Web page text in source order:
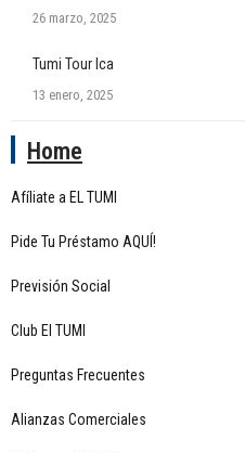
26 marzo, 2025
Tumi Tour Ica
13 enero, 2025
Home
Afíliate a EL TUMI
Pide Tu Préstamo AQUÍ!
Previsión Social
Club El TUMI
Preguntas Frecuentes
Alianzas Comerciales